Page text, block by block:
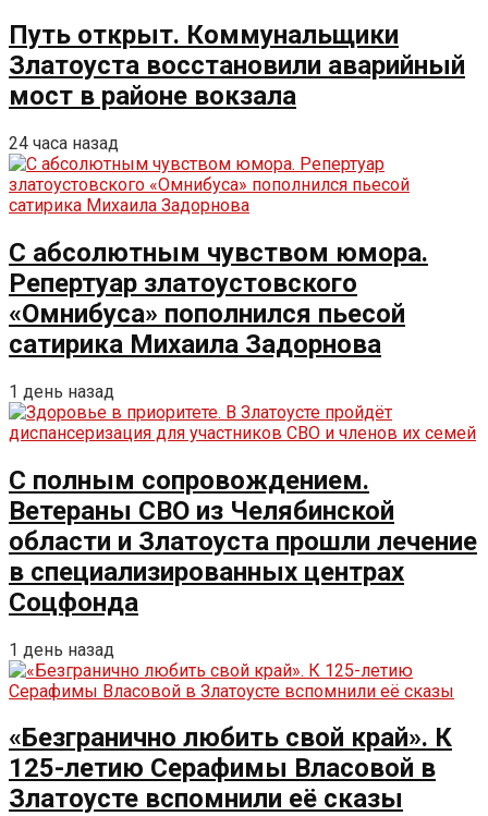
Путь открыт. Коммунальщики
Златоуста восстановили аварийный
мост в районе вокзала
24 часа назад
С абсолютным чувством юмора.
Репертуар златоустовского
«Омнибуса» пополнился пьесой
сатирика Михаила Задорнова
1 день назад
С полным сопровождением.
Ветераны СВО из Челябинской
области и Златоуста прошли лечение
в специализированных центрах
Соцфонда
1 день назад
«Безгранично любить свой край». К
125-летию Серафимы Власовой в
Златоусте вспомнили её сказы